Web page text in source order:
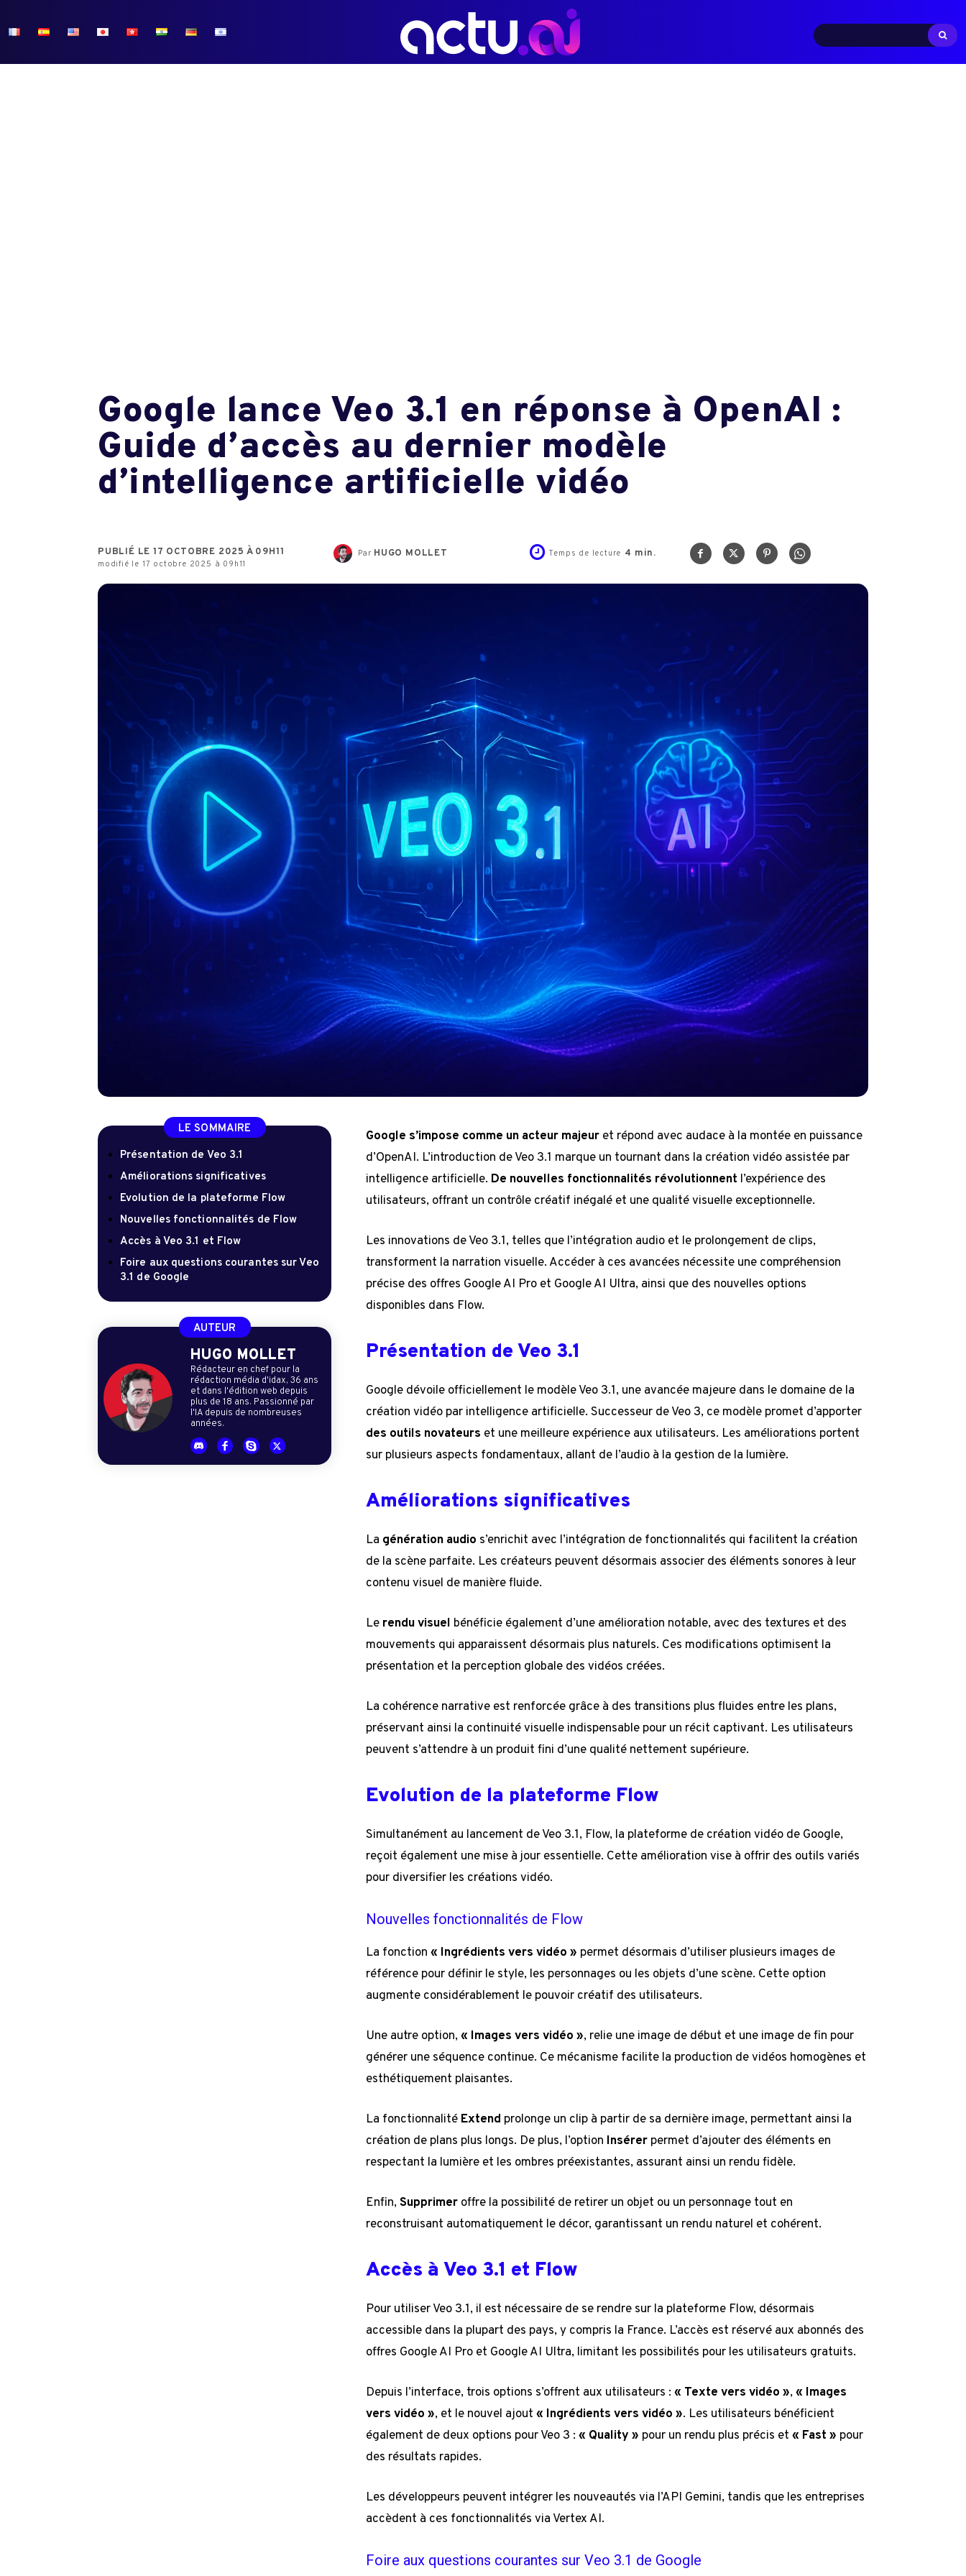
Google lance Veo 3.1 en réponse à OpenAI :
Guide d’accès au dernier modèle
d’intelligence artificielle vidéo
PUBLIÉ LE 17 OCTOBRE 2025 À 09H11
modifié le 17 octobre 2025 à 09h11
Par HUGO MOLLET Temps de lecture 4 min.
LE SOMMAIRE
Présentation de Veo 3.1
Améliorations significatives
Evolution de la plateforme Flow
Nouvelles fonctionnalités de Flow
Accès à Veo 3.1 et Flow
Foire aux questions courantes sur Veo
3.1 de Google
AUTEUR
HUGO MOLLET
Rédacteur en chef pour la
rédaction média d'idax, 36 ans
et dans l'édition web depuis
plus de 18 ans. Passionné par
l'IA depuis de nombreuses
années.
Google s’impose comme un acteur majeur et répond avec audace à la montée en puissance
d’OpenAI. L’introduction de Veo 3.1 marque un tournant dans la création vidéo assistée par
intelligence artificielle. De nouvelles fonctionnalités révolutionnent l’expérience des
utilisateurs, offrant un contrôle créatif inégalé et une qualité visuelle exceptionnelle.
Les innovations de Veo 3.1, telles que l’intégration audio et le prolongement de clips,
transforment la narration visuelle. Accéder à ces avancées nécessite une compréhension
précise des offres Google AI Pro et Google AI Ultra, ainsi que des nouvelles options
disponibles dans Flow.
Présentation de Veo 3.1
Google dévoile officiellement le modèle Veo 3.1, une avancée majeure dans le domaine de la
création vidéo par intelligence artificielle. Successeur de Veo 3, ce modèle promet d’apporter
des outils novateurs et une meilleure expérience aux utilisateurs. Les améliorations portent
sur plusieurs aspects fondamentaux, allant de l’audio à la gestion de la lumière.
Améliorations significatives
La génération audio s’enrichit avec l’intégration de fonctionnalités qui facilitent la création
de la scène parfaite. Les créateurs peuvent désormais associer des éléments sonores à leur
contenu visuel de manière fluide.
Le rendu visuel bénéficie également d’une amélioration notable, avec des textures et des
mouvements qui apparaissent désormais plus naturels. Ces modifications optimisent la
présentation et la perception globale des vidéos créées.
La cohérence narrative est renforcée grâce à des transitions plus fluides entre les plans,
préservant ainsi la continuité visuelle indispensable pour un récit captivant. Les utilisateurs
peuvent s’attendre à un produit fini d’une qualité nettement supérieure.
Evolution de la plateforme Flow
Simultanément au lancement de Veo 3.1, Flow, la plateforme de création vidéo de Google,
reçoit également une mise à jour essentielle. Cette amélioration vise à offrir des outils variés
pour diversifier les créations vidéo.
Nouvelles fonctionnalités de Flow
La fonction« Ingrédients vers vidéo » permet désormais d’utiliser plusieurs images de
référence pour définir le style, les personnages ou les objets d’une scène. Cette option
augmente considérablement le pouvoir créatif des utilisateurs.
Une autre option,« Images vers vidéo », relie une image de début et une image de fin pour
générer une séquence continue. Ce mécanisme facilite la production de vidéos homogènes et
esthétiquement plaisantes.
La fonctionnalité Extend prolonge un clip à partir de sa dernière image, permettant ainsi la
création de plans plus longs. De plus, l’option Insérer permet d’ajouter des éléments en
respectant la lumière et les ombres préexistantes, assurant ainsi un rendu fidèle.
Enfin,Supprimer offre la possibilité de retirer un objet ou un personnage tout en
reconstruisant automatiquement le décor, garantissant un rendu naturel et cohérent.
Accès à Veo 3.1 et Flow
Pour utiliser Veo 3.1, il est nécessaire de se rendre sur la plateforme Flow, désormais
accessible dans la plupart des pays, y compris la France. L’accès est réservé aux abonnés des
offres Google AI Pro et Google AI Ultra, limitant les possibilités pour les utilisateurs gratuits.
Depuis l’interface, trois options s’offrent aux utilisateurs :« Texte vers vidéo »,« Images
vers vidéo », et le nouvel ajout« Ingrédients vers vidéo ». Les utilisateurs bénéficient
également de deux options pour Veo 3 :« Quality » pour un rendu plus précis et« Fast » pour
des résultats rapides.
Les développeurs peuvent intégrer les nouveautés via l’API Gemini, tandis que les entreprises
accèdent à ces fonctionnalités via Vertex AI.
Foire aux questions courantes sur Veo 3.1 de Google